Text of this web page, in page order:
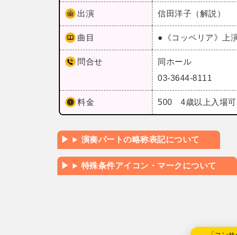
出演 信田洋子（解説）
曲目 ●《コッペリア》上
問合せ
同ホール
03-3644-8111
料金 500 4歳以上入場可
演奏パートの略称表記について
特殊条件アイコン・マークについて